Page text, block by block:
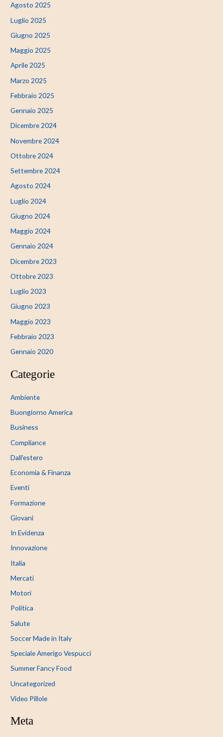
Agosto 2025
Luglio 2025
Giugno 2025
Maggio 2025
Aprile 2025
Marzo 2025
Febbraio 2025
Gennaio 2025
Dicembre 2024
Novembre 2024
Ottobre 2024
Settembre 2024
Agosto 2024
Luglio 2024
Giugno 2024
Maggio 2024
Gennaio 2024
Dicembre 2023
Ottobre 2023
Luglio 2023
Giugno 2023
Maggio 2023
Febbraio 2023
Gennaio 2020
Categorie
Ambiente
Buongiorno America
Business
Compliance
Dall'estero
Economia & Finanza
Eventi
Formazione
Giovani
In Evidenza
Innovazione
Italia
Mercati
Motori
Politica
Salute
Soccer Made in Italy
Speciale Amerigo Vespucci
Summer Fancy Food
Uncategorized
Video Pillole
Meta